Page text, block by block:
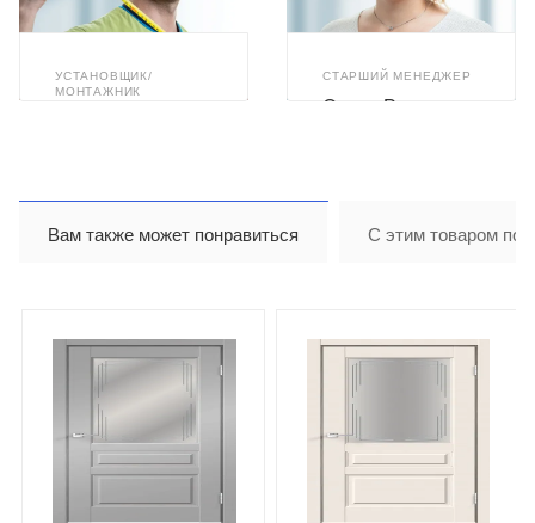
УСТАНОВЩИК/
МОНТАЖНИК
СТАРШИЙ МЕНЕДЖЕР
Олеся Романюк
Вам также может понравиться С этим товаром